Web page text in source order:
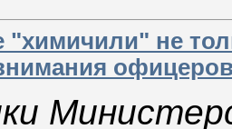
не